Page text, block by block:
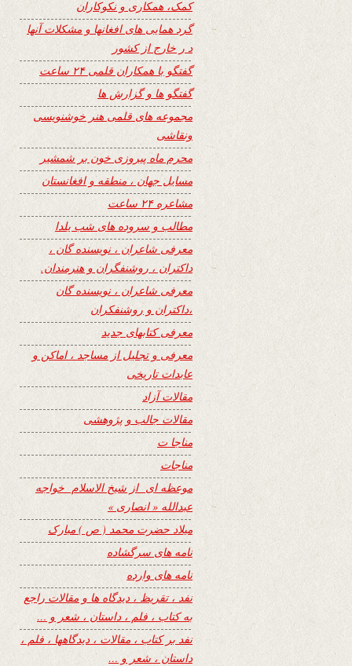
کمک، همکاری و نکوکاران
گرد همایی های افغانها و مشکلات آنها
د ر خارج از کشور
گفتگو با همکاران قلمی ۲۴ ساعت
گفتگو ها و گزارش ها
مجموعه های قلمی هنر خوشنویسی
ونقاشی
محرم ماه پیروزی خون بر شمشیر
مسایل جهان ، منطقه و افغانستان
مشاعره ۲۴ ساعت
مطالب و سروده های شب یلدا
معرفی شاعران ، نویسنده گان ،
داکتران ، روشنفگران و هنرمندان.
معرفی شاعران ، نویسنده گان
،داکتران و روشنفکران
معرفی کتابهای جدید
معرفی و تجلیل از مساجد ، اماکن و
عابدات تاریخی
مقالات آزاد
مقالات جالب و پژوهشی
مناجا ت
مناجات
موعظه ای از شیخ الاسلام خواجه
عبدالله « انصاری »
میلاد حضرت محمد ( ص ) مبارک
نامه های سرگشاده
نامه های وارده
نفد ، تقریظ ، دیدگاه ها و مقالات راجع
به کتاب ، فلم ، داستان ، شعر و …
نفد بر کتاب ، مقالات ، دیدگاهها ، فلم ،
داستان ، شعر و …